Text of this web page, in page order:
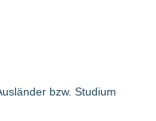
bzw. Studium